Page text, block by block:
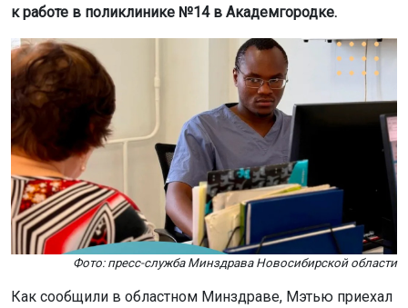
к работе в поликлинике №14 в Академгородке.
Фото: пресс-служба Минздрава Новосибирской области
Как сообщили в областном Минздраве, Мэтью приехал